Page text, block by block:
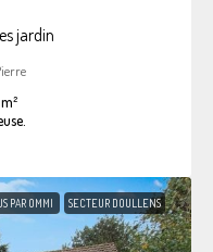
jardin
m²
PAR OMMI SECTEUR DOULLENS